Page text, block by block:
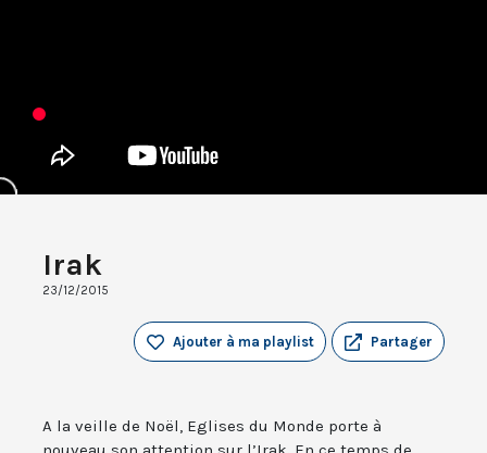
Irak
23/12/2015
Partager
Ajouter à ma playlist
A la veille de Noël, Eglises du Monde porte à